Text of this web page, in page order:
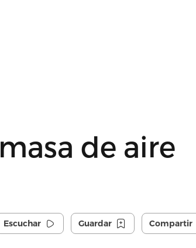
de aire
Escuchar Guardar Compartir